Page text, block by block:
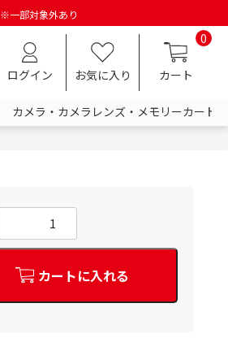
※一部対象外あり
ログイン お気に入り
0
カート
カメラ・カメラレンズ・メモリーカード
カートに入れる